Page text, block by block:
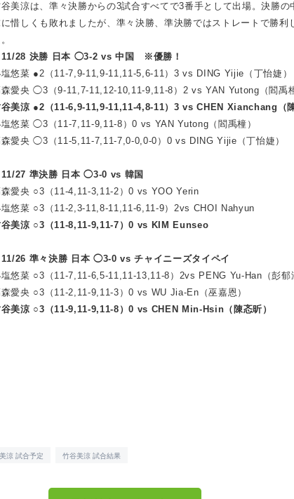
美涼は、準々決勝からの3試合すべてで3番手として出場。決勝の
惜しくも敗れましたが、準々決勝、準決勝ではストレートで勝利
11/28 決勝 日本 ◯3-2 vs 中国 ※優勝！
悠菜 ●2（11-7,9-11,9-11,11-5,6-11）3 vs DING Yijie（丁怡婕）
愛央 ◯3（9-11,7-11,12-10,11-9,11-8）2 vs YAN Yutong（閻禹橦
美涼 ●2（11-6,9-11,9-11,11-4,8-11）3 vs CHEN Xianchang（陳
悠菜 ◯3（11-7,11-9,11-8）0 vs YAN Yutong（閻禹橦）
愛央 ◯3（11-5,11-7,11-7,0-0,0-0）0 vs DING Yijie（丁怡婕）
11/27 準決勝 日本 ◯3-0 vs 韓国
愛央 ○3（11-4,11-3,11-2）0 vs YOO Yerin
悠菜 ○3（11-2,3-11,8-11,11-6,11-9）2vs CHOI Nahyun
谷美涼 ○3（11-8,11-9,11-7）0 vs KIM Eunseo
11/26 準々決勝 日本 ◯3-0 vs チャイニーズタイペイ
悠菜 ○3（11-7,11-6,5-11,11-13,11-8）2vs PENG Yu-Han（彭郁
愛央 ○3（11-2,11-9,11-3）0 vs WU Jia-En（巫嘉恩）
美涼 ○3（11-9,11-9,11-8）0 vs CHEN Min-Hsin（陳忞昕）
涼 試合予定 竹谷美涼 試合結果